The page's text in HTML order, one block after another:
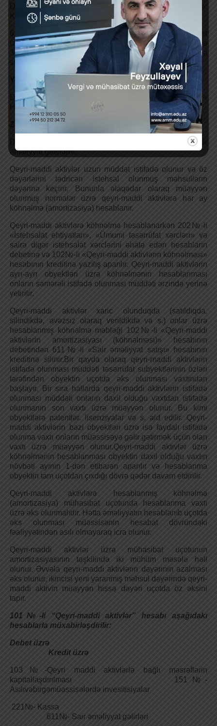
Debet hesab 102 «Qeyri-maddi aktivlərin köhnəlməsi»:
Kredit hesab 611 «Sair əməliyyat gəlirləri»
611№-li «Sair əməliyyat gəlirləri» hesabı üzrə debet
(zərər) və ya kredit (gəlir) qalığı cari hesabat dövründə
341№-li «Hesabat dövrünə mənfəət və zərər» hesabına
Yəni mənfəət üzrə:
Debet 611 «Sair əməliyyat gəlirləri»; Kredit 341 «
Hesabat dövrünə mənfəət və zərər ».
Zərərlər üzrə:
Debet 341 «Mənfəət və zərərlər» Kredit 611 «Sair
əməliyyat gəlirləri».
Qeyri-maddi aktivlər uzun müddət istifadə olunur və öz
dəyərlərini tədricən istehsal olunmuş məhsulların
dəyərinə keçirir. Bununla əlaqədar olaraq müəyyən
olunmuş normalar üzrə qeyri-maddi aktivlərə hər ay
köhnəlmə (amortizasiya) hesablanır.
Qeyri-maddi aktivlərə köhnəlmə hesablanarkən 202№-li
«İstehsalat ehtiyatları», «Ümumi təsərrüfat xərcləri» və
sairə digər istehsalat xərclərini əhatə edən hesabların
debetinə və 102№-li «Qeyri-maddi aktivlərin köhnəlməsi»
hesabının kreditinə yazılış aparılır. Qeyri-maddi aktivlərin
ayrı-ayrı obyektləri üzrə köhnəlmənin hesablanması
onların səmərəli istifadə olunması müddəti ərzində yerinə
yetirilir.
Qeyri-maddi aktivlər xaric olunduqda (satıldıqda.
silindikdə, əvəzsiz olaraq verildikdə və s.) onlar üzrə
hesablanmış köhnəlmə məbləği 102№-li «Qeyri-maddi
aktivlərin amortizasiyası (köhnəlməsi)» hesabının
debetindən 611№-li «Sair əməliyyat satışı» hesabının
kreditinə silinir.Bir qayda olaraq qeyri-maddi aktivlərin
istifadə olunması müddəti təsərrüfat subyektlərinin özləri
tərəfindən obyektin uçotda əks olunması vaxtından
başlayır. Bir sıra hallarda qeyri-maddi aktivlərin istifadə
olunması müddəti onların daxil olduğu vaxtdan istifadə
olunmanın son vaxtı üzrə müəyyən olunur. Bu kimi
obyektlərə patentlər. lisenziyalar və s. aid edilir. Qeyri-
maddi aktivlərin bəzi obyektləri üzrə isə faydalı istifadə
olunma vaxtı onların müəssisəyə gəlir gətirmək üçün olan
vaxtı üzrə müəyyən olunur.Qeyri-maddi aktivlər üzrə
köhnəlmənin hesablanması obyektin daxil olduğu vaxtın
növbəti ayının 1-dən etibarən aparılır və hesablanma
obyektin tam uçotdan çıxdığı dövrə qədər davam etdirilir.
Qeyri-maddi aktivlərə hesablanmış köhnəlmə
(amortizasiya) mühasibat uçotunda hesablanma vaxtı
üzrə əks olunmalıdır. Hətta əməliyyatın hesablanıb uçotda
əks olunması müəssisənin hesabat dövründəki
fəaliyyətindən asılı olmayaraq icra olunur.
Qeyri-maddi aktivlər üzrə mühasibat uçotunun
amortizasiyasının təşkilində iki mühüm məsələ həll
olunur. Əvvəla qeyri-maddi aktivlərin dəyərinin azalması
əks olunur, ikincisi yeni yaranmış məhsul dəyərində qeyri-
maddi aktivin müəyyən hissə dəyəri uçotda öz əksini
tapır.
101№-li “Qeyri-maddi aktivlər” hesabı
aşağıdakı
hesablarla müxabirləşdirilir:
Debet üzrə
Kredit üzrə
103№-Qeyri maddi aktivlərlə bağlı məsrəflərin
kapitallaşdırılması 151№-
Asılıvəbirgəmüəssisələrdə invesitisiyalar
221№- Kassa
611№- Sair əməliyyat gəlirləri